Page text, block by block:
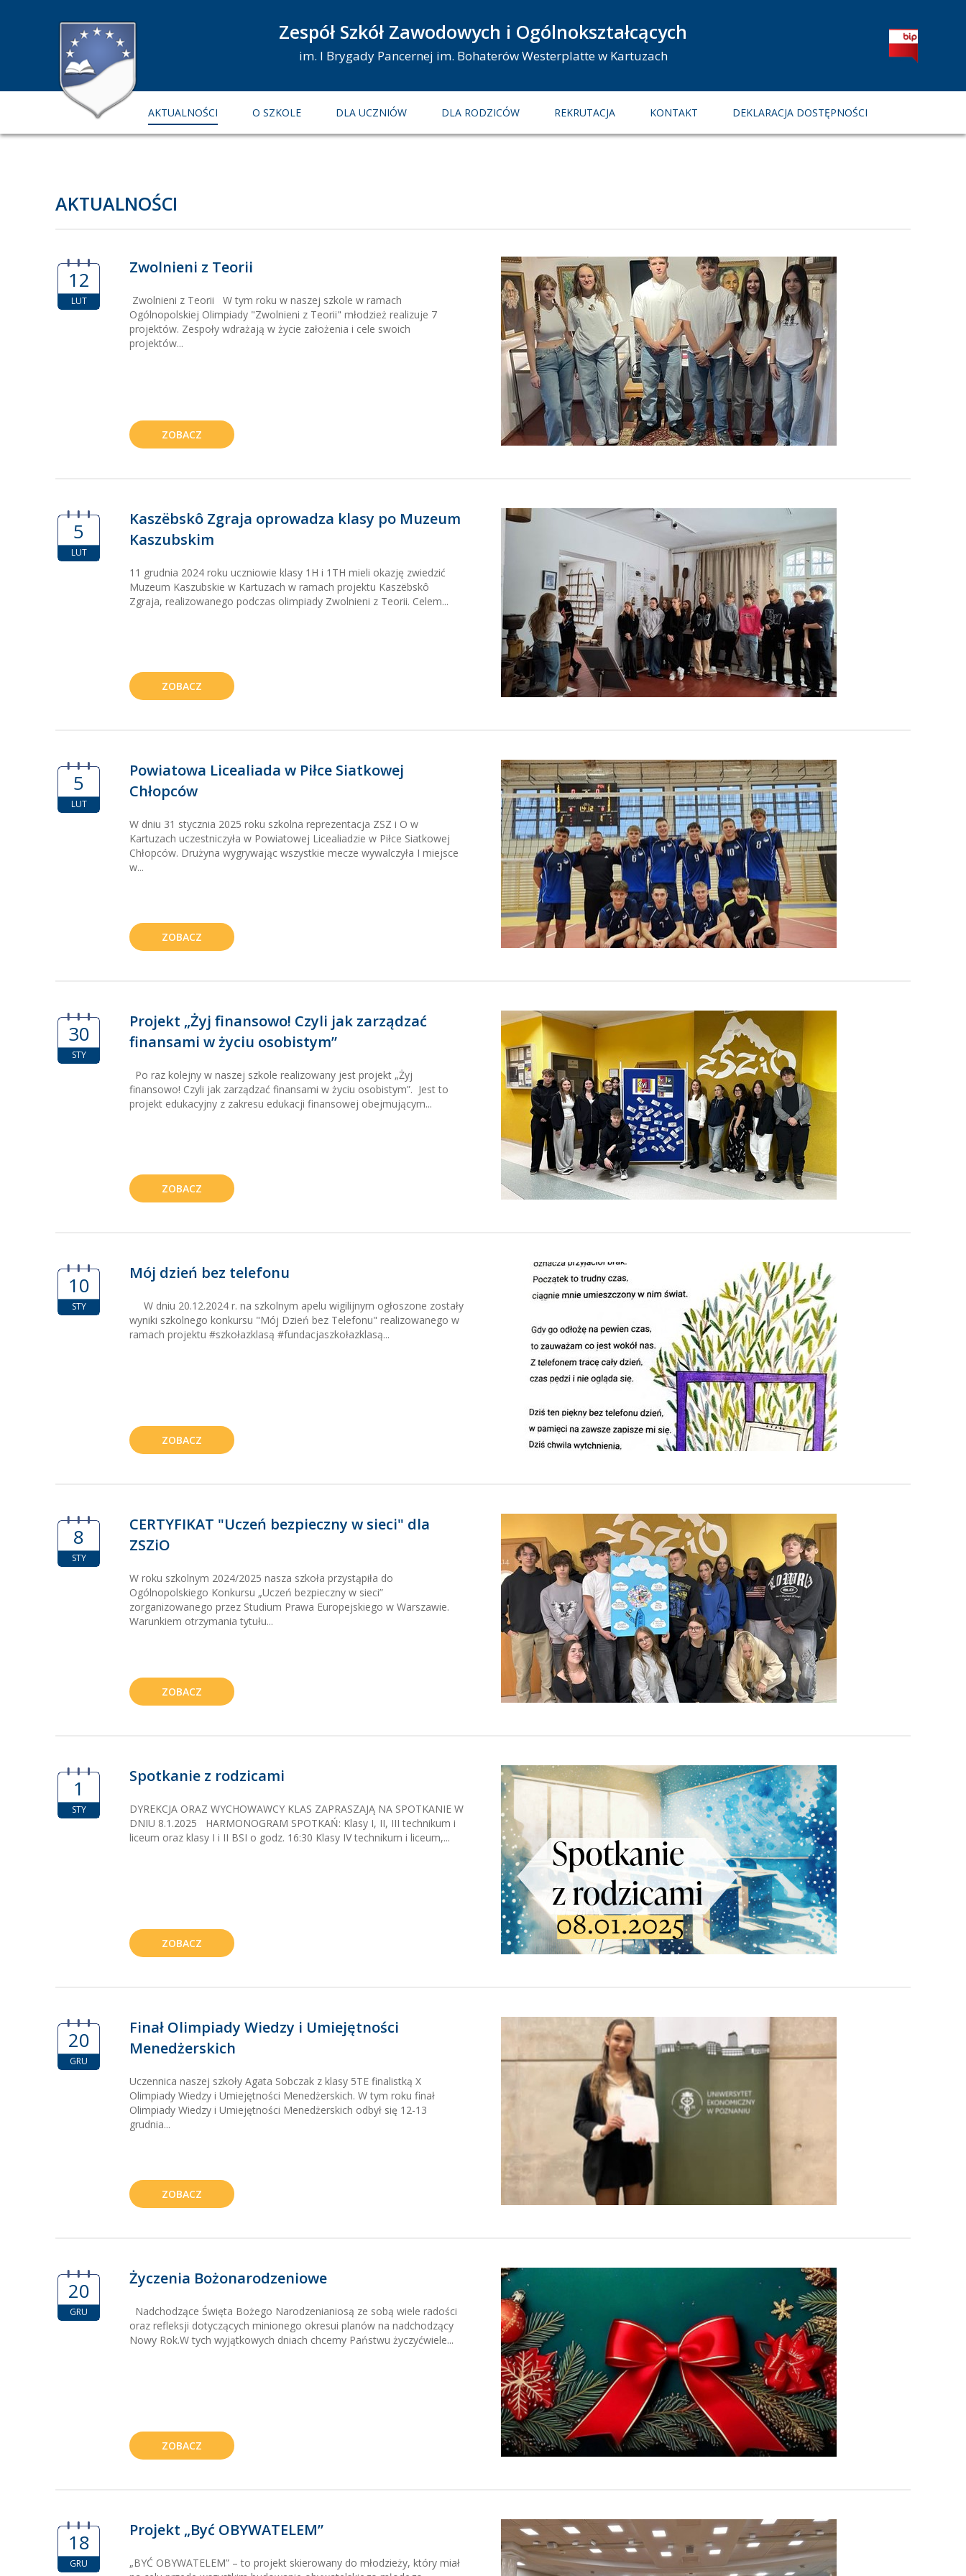
Zespół Szkół Zawodowych i Ogólnokształcących
im. I Brygady Pancernej im. Bohaterów Westerplatte w Kartuzach
AKTUALNOŚCI O SZKOLE DLA UCZNIÓW DLA RODZICÓW REKRUTACJA KONTAKT DEKLARACJA DOSTĘPNOŚCI
AKTUALNOŚCI
12
LUT
Zwolnieni z Teorii
Zwolnieni z Teorii W tym roku w naszej szkole w ramach
Ogólnopolskiej Olimpiady "Zwolnieni z Teorii" młodzież realizuje 7
projektów. Zespoły wdrażają w życie założenia i cele swoich
projektów...
ZOBACZ
5
LUT
Kaszëbskô Zgraja oprowadza klasy po Muzeum
Kaszubskim
11 grudnia 2024 roku uczniowie klasy 1H i 1TH mieli okazję zwiedzić
Muzeum Kaszubskie w Kartuzach w ramach projektu Kaszëbskô
Zgraja, realizowanego podczas olimpiady Zwolnieni z Teorii. Celem...
ZOBACZ
5
LUT
Powiatowa Licealiada w Piłce Siatkowej
Chłopców
W dniu 31 stycznia 2025 roku szkolna reprezentacja ZSZ i O w
Kartuzach uczestniczyła w Powiatowej Licealiadzie w Piłce Siatkowej
Chłopców. Drużyna wygrywając wszystkie mecze wywalczyła I miejsce
w...
ZOBACZ
30
STY
Projekt „Żyj finansowo! Czyli jak zarządzać
finansami w życiu osobistym”
Po raz kolejny w naszej szkole realizowany jest projekt „Żyj
finansowo! Czyli jak zarządzać finansami w życiu osobistym”. Jest to
projekt edukacyjny z zakresu edukacji finansowej obejmującym...
ZOBACZ
10
STY
Mój dzień bez telefonu
W dniu 20.12.2024 r. na szkolnym apelu wigilijnym ogłoszone zostały
wyniki szkolnego konkursu "Mój Dzień bez Telefonu" realizowanego w
ramach projektu #szkołazklasą #fundacjaszkołazklasą...
ZOBACZ
8
STY
CERTYFIKAT "Uczeń bezpieczny w sieci" dla
ZSZiO
W roku szkolnym 2024/2025 nasza szkoła przystąpiła do
Ogólnopolskiego Konkursu „Uczeń bezpieczny w sieci”
zorganizowanego przez Studium Prawa Europejskiego w Warszawie.
Warunkiem otrzymania tytułu...
ZOBACZ
1
STY
Spotkanie z rodzicami
DYREKCJA ORAZ WYCHOWAWCY KLAS ZAPRASZAJĄ NA SPOTKANIE W
DNIU 8.1.2025 HARMONOGRAM SPOTKAŃ: Klasy I, II, III technikum i
liceum oraz klasy I i II BSI o godz. 16:30 Klasy IV technikum i liceum,...
ZOBACZ
20
GRU
Finał Olimpiady Wiedzy i Umiejętności
Menedżerskich
Uczennica naszej szkoły Agata Sobczak z klasy 5TE finalistką X
Olimpiady Wiedzy i Umiejętności Menedżerskich. W tym roku finał
Olimpiady Wiedzy i Umiejętności Menedżerskich odbył się 12-13
grudnia...
ZOBACZ
20
GRU
Życzenia Bożonarodzeniowe
Nadchodzące Święta Bożego Narodzenianiosą ze sobą wiele radości
oraz refleksji dotyczących minionego okresui planów na nadchodzący
Nowy Rok.W tych wyjątkowych dniach chcemy Państwu życzyćwiele...
ZOBACZ
18
GRU
Projekt „Być OBYWATELEM”
„BYĆ OBYWATELEM” – to projekt skierowany do młodzieży, który miał